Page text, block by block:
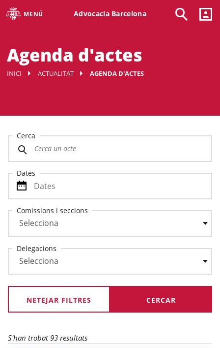
MENÚ Advocacia Barcelona
Agenda d'actes
INICI ACTUALITAT AGENDA D'ACTES
Cerca
Dates
Comissions i seccions
Delegacions
NETEJAR FILTRES
S'han trobat 93 resultats